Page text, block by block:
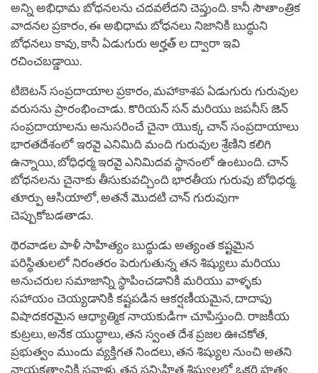
అన్ని అభిధామ బోధనలను చదవలేదని చెప్తుంది. కానీ సౌతాంత్రిక
వాదనల ప్రకారం, ఈ అభిధామ బోధనలు నిజానికి బుద్ధుని
బోధనలు కావు, కానీ ఏడుగురు అర్హత్ ల ద్వారా ఇవి
రచించబడ్డాయి.
టిబెటన్ సంప్రదాయాల ప్రకారం, మహాకాశప ఏడుగురు గురువుల
వరుసను ప్రారంభించాడు. కొరియన్ సన్ మరియు జపనీస్ జెన్
సంప్రదాయాలను అనుసరించే చైనా యొక్క చాన్ సంప్రదాయాలు
భారతదేశంలో ఇరవై ఎనిమిది మంది గురువుల శ్రేణిని కలిగి
ఉన్నాయి, బోధిధర్మ ఇరవై ఎనిమిదవ స్థానంలో ఉంటుంది. చాన్
బోధనలను చైనాకు తీసుకువచ్చింది భారతీయ గురువు బోధిధర్మ.
తూర్పు ఆసియాలో, అతనే మొదటి చాన్ గురువుగా
చెప్పుకోబడతాడు.
థెరవాడల పాళీ సాహిత్యం బుద్ధుడు అత్యంత కష్టమైన
పరిస్థితులలో నిరంతరం పెరుగుతున్న తన శిష్యులు మరియు
అనుచరుల సమాజాన్ని స్థాపించడానికి మరియు వాళ్ళకు
సహాయం చెయ్యడానికి కష్టపడిన ఆకర్షణీయమైన, దాదాపు
విషాదకరమైన ఆధ్యాత్మిక నాయకుడిగా చూపిస్తుంది. రాజకీయ
కుట్రలు, అనేక యుద్ధాలు, తన స్వంత దేశ ప్రజల ఊచకోత,
ప్రభుత్వం ముందు వ్యక్తిగత నిందలు, తన శిష్యుల నుంచి అతని
నాయకత్వానికి సవాళ్లు, తన సన్నిహిత శిష్యులలో ఒకరి హత్య,